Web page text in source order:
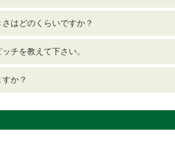
はどのくらいですか？
チを教えて下さい。
か？